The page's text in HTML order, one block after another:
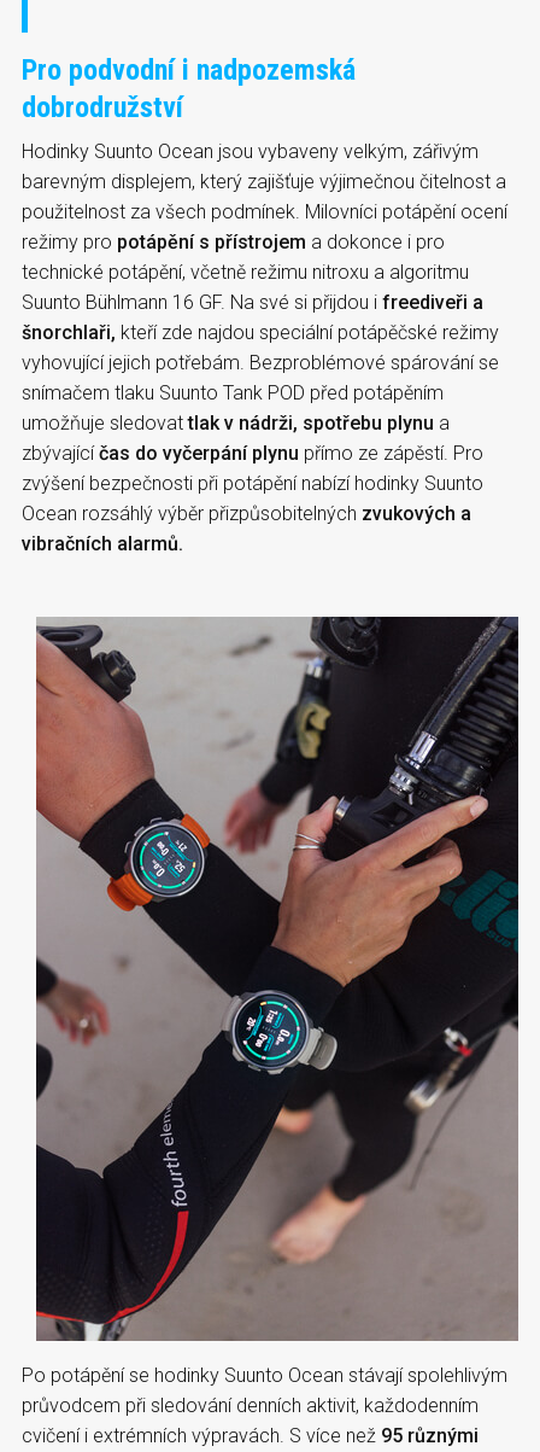
Pro podvodní i nadpozemská
dobrodružství
Hodinky Suunto Ocean jsou vybaveny velkým, zářivým
barevným displejem, který zajišťuje výjimečnou čitelnost a
použitelnost za všech podmínek. Milovníci potápění ocení
režimy pro potápění s přístrojem a dokonce i pro
technické potápění, včetně režimu nitroxu a algoritmu
Suunto Bühlmann 16 GF. Na své si přijdou i freediveři a
šnorchlaři, kteří zde najdou speciální potápěčské režimy
vyhovující jejich potřebám. Bezproblémové spárování se
snímačem tlaku Suunto Tank POD před potápěním
umožňuje sledovattlak v nádrži, spotřebu plynu a
zbývajícíčas do vyčerpání plynu přímo ze zápěstí. Pro
zvýšení bezpečnosti při potápění nabízí hodinky Suunto
Ocean rozsáhlý výběr přizpůsobitelných zvukových a
vibračních alarmů.
Po potápění se hodinky Suunto Ocean stávají spolehlivým
průvodcem při sledování denních aktivit, každodenním
cvičení i extrémních výpravách. S více než 95 různými